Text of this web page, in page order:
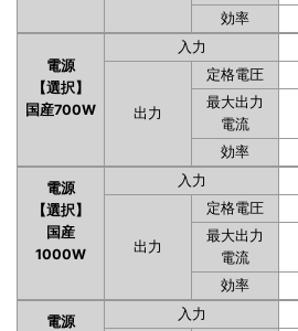
効率
電源
【選択】
国産700W
入力
出力
定格電圧
最大出力
電流
効率
電源
【選択】
国産
1000W
入力
出力
定格電圧
最大出力
電流
効率
電源
入力